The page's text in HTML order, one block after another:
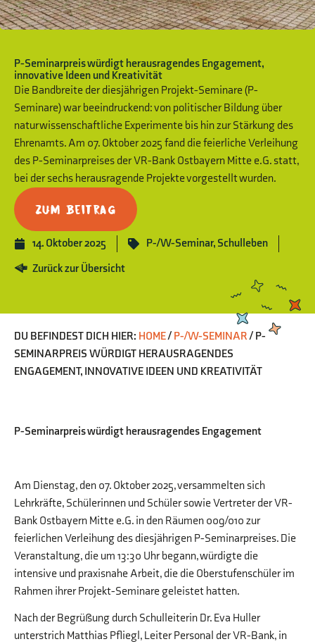
P-Seminarpreis würdigt herausragendes Engagement,
innovative Ideen und Kreativität
Die Bandbreite der diesjährigen Projekt-Seminare (P-
Seminare) war beeindruckend: von politischer Bildung über
naturwissenschaftliche Experimente bis hin zur Stärkung des
Ehrenamts. Am 07. Oktober 2025 fand die feierliche Verleihung
des P-Seminarpreises der VR-Bank Ostbayern Mitte e.G. statt,
bei der sechs herausragende Projekte vorgestellt wurden.
Zum Beitrag
14. Oktober 2025 P-/W-Seminar, Schulleben
Zurück zur Übersicht
DU BEFINDEST DICH HIER: HOME/ P-/W-SEMINAR/ P-
SEMINARPREIS WÜRDIGT HERAUSRAGENDES
ENGAGEMENT, INNOVATIVE IDEEN UND KREATIVITÄT
P-Seminarpreis würdigt herausragendes Engagement
Am Dienstag, den 07. Oktober 2025, versammelten sich
Lehrkräfte, Schülerinnen und Schüler sowie Vertreter der VR-
Bank Ostbayern Mitte e.G. in den Räumen 009/010 zur
feierlichen Verleihung des diesjährigen P-Seminarpreises. Die
Veranstaltung, die um 13:30 Uhr begann, würdigte die
intensive und praxisnahe Arbeit, die die Oberstufenschüler im
Rahmen ihrer Projekt-Seminare geleistet hatten.
Nach der Begrüßung durch Schulleiterin Dr. Eva Huller
unterstrich Matthias Pfliegl, Leiter Personal der VR-Bank, in